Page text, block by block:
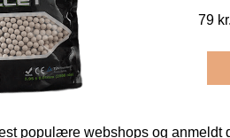
79 kr.
populære webshops og anmeldt